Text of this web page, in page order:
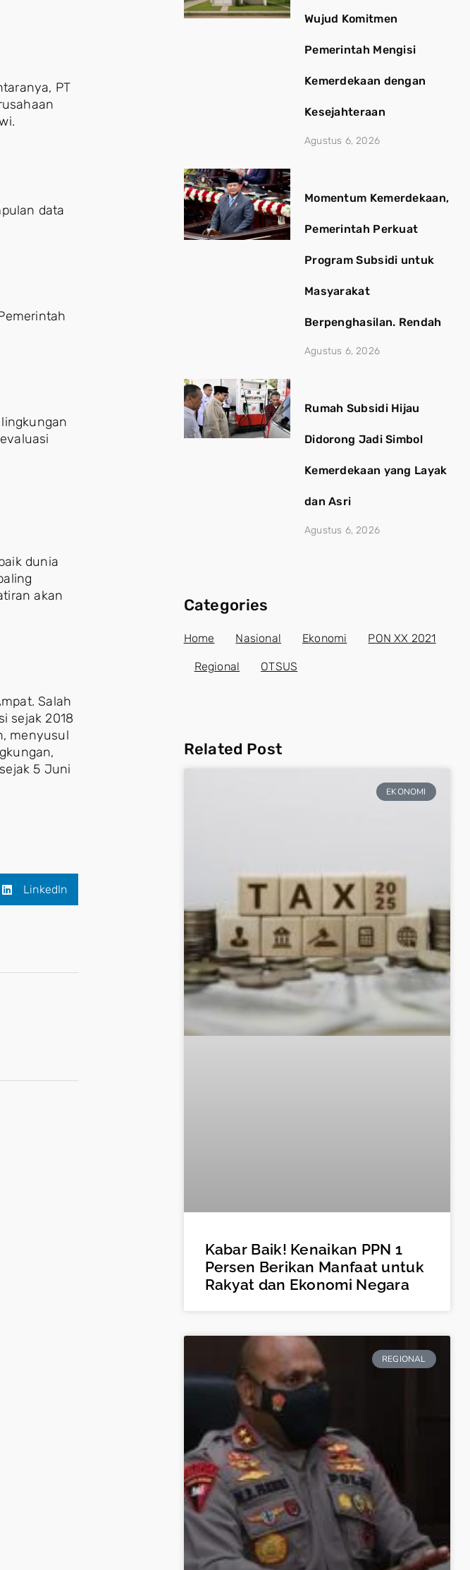
PT
data
dunia
akan
Salah
sejak 2018
menyusul
5 Juni
LinkedIn
Wujud Komitmen
Pemerintah Mengisi
Kemerdekaan dengan
Kesejahteraan
Agustus 6, 2026
Momentum Kemerdekaan,
Pemerintah Perkuat
Program Subsidi untuk
Masyarakat
Berpenghasilan. Rendah
Agustus 6, 2026
Rumah Subsidi Hijau
Didorong Jadi Simbol
Kemerdekaan yang Layak
dan Asri
Agustus 6, 2026
Categories
Home Nasional Ekonomi PON XX 2021
Regional OTSUS
Related Post
EKONOMI
Kabar Baik! Kenaikan PPN 1
Persen Berikan Manfaat untuk
Rakyat dan Ekonomi Negara
REGIONAL